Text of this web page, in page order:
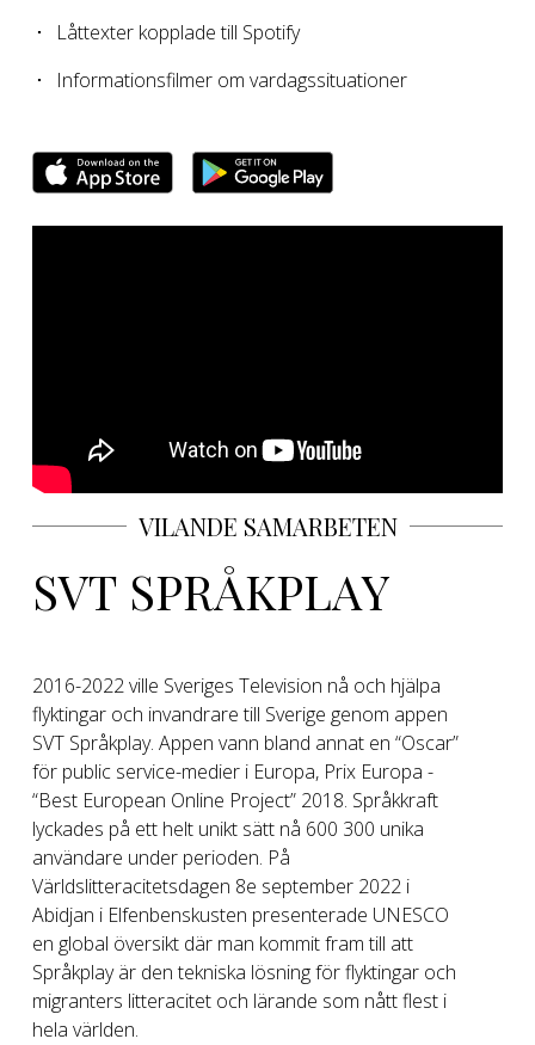
Låttexter kopplade till Spotify
Informationsfilmer om vardagssituationer
VILANDE SAMARBETEN
SVT SPRÅKPLAY
2016-2022 ville Sveriges Television nå och hjälpa
flyktingar och invandrare till Sverige genom appen
SVT Språkplay. Appen vann bland annat en “Oscar”
för public service-medier i Europa, Prix Europa -
“Best European Online Project” 2018. Språkkraft
lyckades på ett helt unikt sätt nå 600 300 unika
användare under perioden. På
Världslitteracitetsdagen 8e september 2022 i
Abidjan i Elfenbenskusten presenterade UNESCO
en global översikt där man kommit fram till att
Språkplay är den tekniska lösning för flyktingar och
migranters litteracitet och lärande som nått flest i
hela världen.